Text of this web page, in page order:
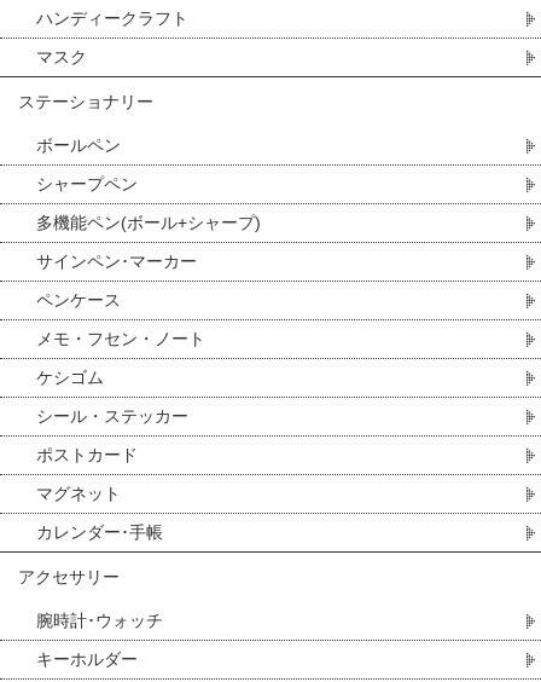
ハンディークラフト
マスク
ステーショナリー
ボールペン
シャープペン
多機能ペン(ボール+シャープ)
サインペン･マーカー
ペンケース
メモ・フセン・ノート
ケシゴム
シール・ステッカー
ポストカード
マグネット
カレンダー･手帳
アクセサリー
腕時計･ウォッチ
キーホルダー